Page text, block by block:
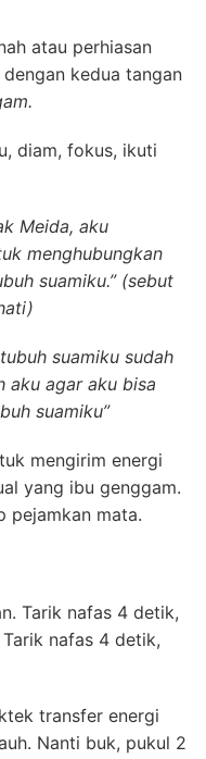
atau perhiasan
kedua tangan
diam, fokus, ikuti
Meida, aku
menghubungkan
suamiku.” (sebut
suamiku sudah
aku agar aku bisa
suamiku”
mengirim energi
yang ibu genggam.
pejamkan mata.
Tarik nafas 4 detik,
nafas 4 detik,
transfer energi
Nanti buk, pukul 2